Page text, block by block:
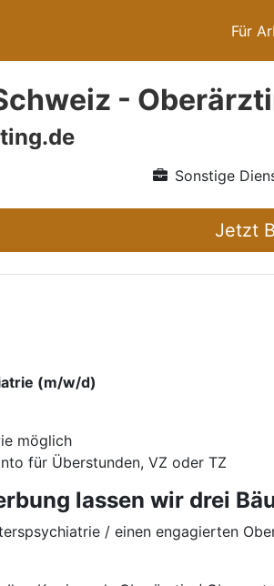
Für
-
Sonstige
Jetzt
(m/w/d)
möglich
für Überstunden, VZ oder TZ
lassen wir drei
/ einen engagierten